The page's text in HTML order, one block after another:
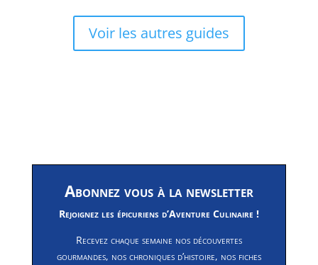
Voir les autres guides
Abonnez vous à la newsletter
Rejoignez les épicuriens d’Aventure Culinaire !
Recevez chaque semaine nos découvertes
gourmandes, nos chroniques d’histoire, nos fiches